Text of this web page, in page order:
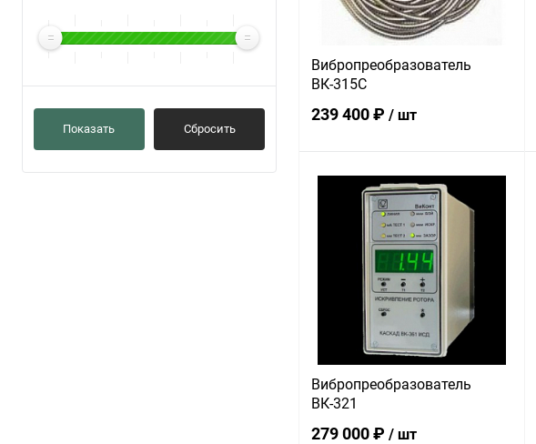
Показать Сбросить
Вибропреобразователь
ВК-315С
239 400 ₽ / шт
В корзину
Купить в 1 клик
В избранное В наличии
Вибропреобразователь
ВК-321
279 000 ₽ / шт